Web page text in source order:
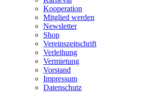
Kooperation
Mitglied werden
Newsletter
Shop
Vereins­zeitschrift
Verleihung
Vermietung
Vorstand
Impressum
Datenschutz­